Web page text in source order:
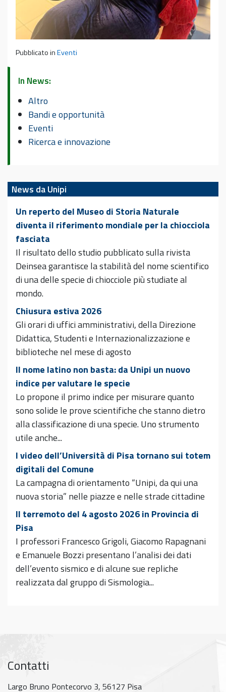
Pubblicato inEventi
In News:
Altro
Bandi e opportunità
Eventi
Ricerca e innovazione
News da Unipi
Un reperto del Museo di Storia Naturale
diventa il riferimento mondiale per la chiocciola
fasciata
Il risultato dello studio pubblicato sulla rivista
Deinsea garantisce la stabilità del nome scientifico
di una delle specie di chiocciole più studiate al
mondo.
Chiusura estiva 2026
Gli orari di uffici amministrativi, della Direzione
Didattica, Studenti e Internazionalizzazione e
biblioteche nel mese di agosto
Il nome latino non basta: da Unipi un nuovo
indice per valutare le specie
Lo propone il primo indice per misurare quanto
sono solide le prove scientifiche che stanno dietro
alla classificazione di una specie. Uno strumento
utile anche...
I video dell’Università di Pisa tornano sui totem
digitali del Comune
La campagna di orientamento “Unipi, da qui una
nuova storia” nelle piazze e nelle strade cittadine
Il terremoto del 4 agosto 2026 in Provincia di
Pisa
I professori Francesco Grigoli, Giacomo Rapagnani
e Emanuele Bozzi presentano l’analisi dei dati
dell’evento sismico e di alcune sue repliche
realizzata dal gruppo di Sismologia...
Contatti
Largo Bruno Pontecorvo 3, 56127 Pisa